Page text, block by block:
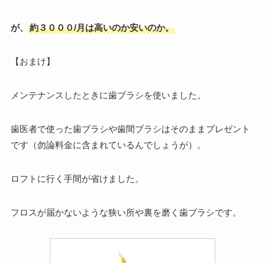
が、 約３０００/月は高いのか安いのか。
【おまけ】
メンテナンスしたときに歯ブラシを使いました。
歯医者で使った歯ブラシや歯間ブラシはそのままプレゼント
です（勿論料金に含まれているんでしょうが）。
ロフトに行く手間が省けました。
フロスが届かないような狭い所や裏を磨く歯ブラシです。